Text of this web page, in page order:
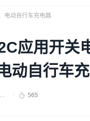
电动自行车充电器
应用开关
动自行车
碳化硅MOS+模块+应用（芯片） 565